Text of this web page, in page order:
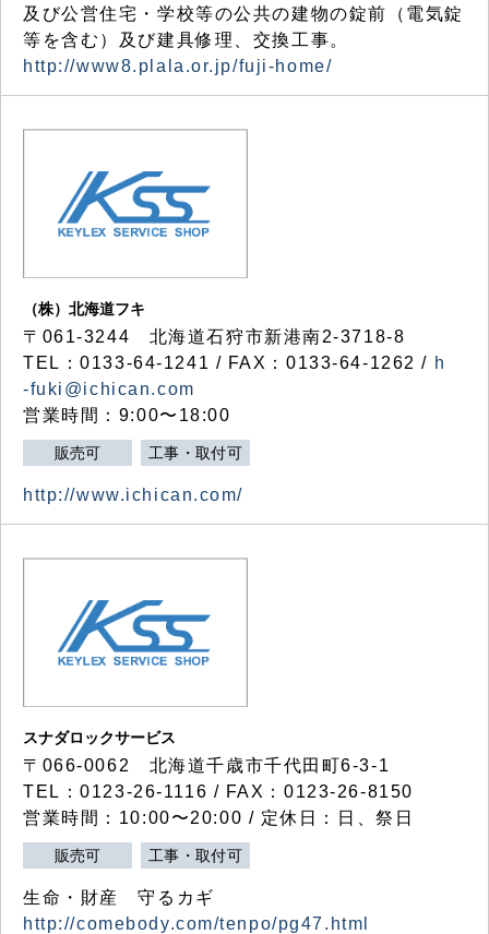
及び公営住宅・学校等の公共の建物の錠前（電気錠
等を含む）及び建具修理、交換工事。
http://www8.plala.or.jp/fuji-home/
（株）北海道フキ
〒061-3244 北海道石狩市新港南2-3718-8
TEL：0133-64-1241 / FAX：0133-64-1262 / h
-fuki@ichican.com
営業時間：9:00〜18:00
販売可 工事・取付可
http://www.ichican.com/
スナダロックサービス
〒066-0062 北海道千歳市千代田町6-3-1
TEL：0123-26-1116 / FAX：0123-26-8150
営業時間：10:00〜20:00 / 定休日：日、祭日
販売可 工事・取付可
生命・財産 守るカギ
http://comebody.com/tenpo/pg47.html